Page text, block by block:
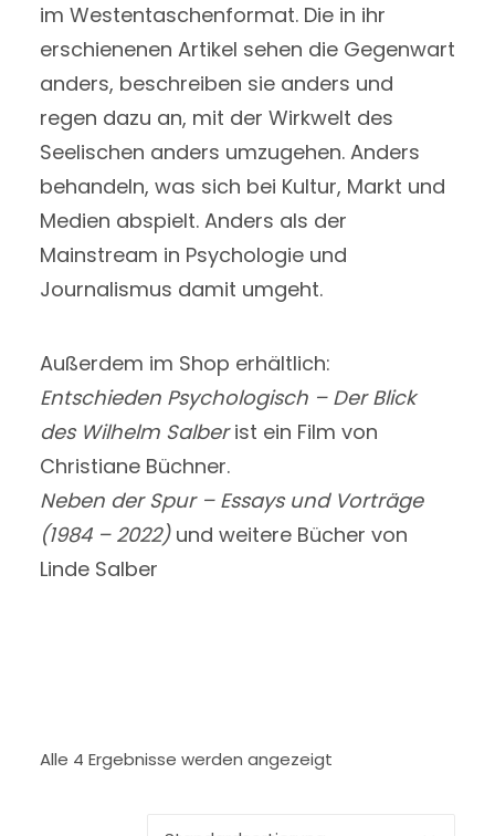
im Westentaschenformat. Die in ihr
erschienenen Artikel sehen die Gegenwart
anders, beschreiben sie anders und
regen dazu an, mit der Wirkwelt des
Seelischen anders umzugehen. Anders
behandeln, was sich bei Kultur, Markt und
Medien abspielt. Anders als der
Mainstream in Psychologie und
Journalismus damit umgeht.
Außerdem im Shop erhältlich:
Entschieden Psychologisch – Der Blick
des Wilhelm Salberist ein Film von
Christiane Büchner.
Neben der Spur – Essays und Vorträge
(1984 – 2022)und weitere Bücher von
Linde Salber
Alle 4 Ergebnisse werden angezeigt